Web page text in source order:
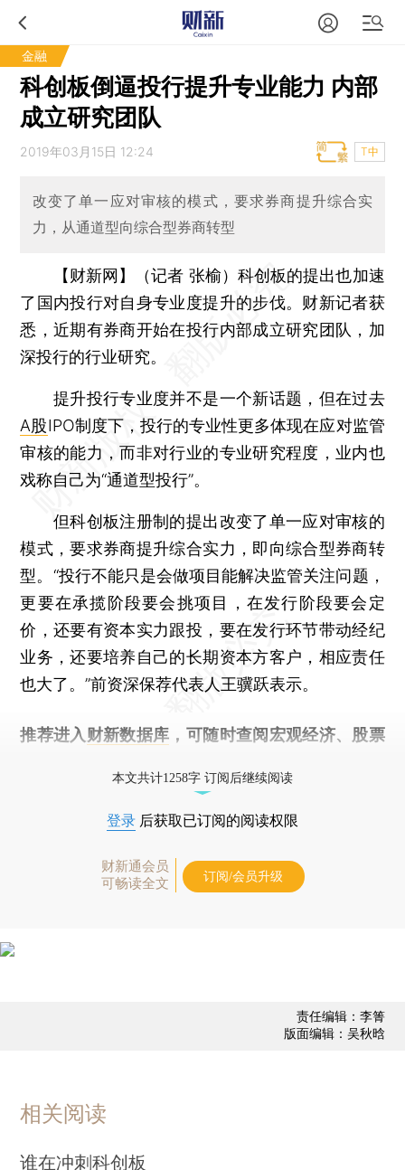
金融
科创板倒逼投行提升专业能力 内部
成立研究团队
2019年03月15日 12:24 T中
改变了单一应对审核的模式，要求券商提升综合实
力，从通道型向综合型券商转型
【财新网】（记者 张榆） 科创板的提出也加速
了国内投行对自身专业度提升的步伐。财新记者获
悉，近期有券商开始在投行内部成立研究团队，加
深投行的行业研究。
提升投行专业度并不是一个新话题，但在过去
A股IPO制度下，投行的专业性更多体现在应对监管
审核的能力，而非对行业的专业研究程度，业内也
戏称自己为“通道型投行”。
但科创板注册制的提出改变了单一应对审核的
模式，要求券商提升综合实力，即向综合型券商转
型。“投行不能只是会做项目能解决监管关注问题，
更要在承揽阶段要会挑项目，在发行阶段要会定
价，还要有资本实力跟投，要在发行环节带动经纪
业务，还要培养自己的长期资本方客户，相应责任
也大了。”前资深保荐代表人王骥跃表示。
推荐进入 财新数据库 ，可随时查阅宏观经济、股票
本文共计1258字 订阅后继续阅读
登录 后获取已订阅的阅读权限
财新通会员
可畅读全文
订阅/会员升级
责任编辑：李箐
版面编辑：吴秋晗
相关阅读
谁在冲刺科创板